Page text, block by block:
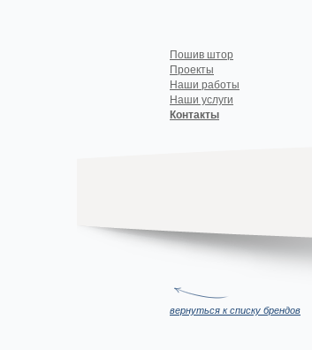
Пошив штор
Проекты
Наши работы
Наши услуги
Контакты
вернуться к списку брендов